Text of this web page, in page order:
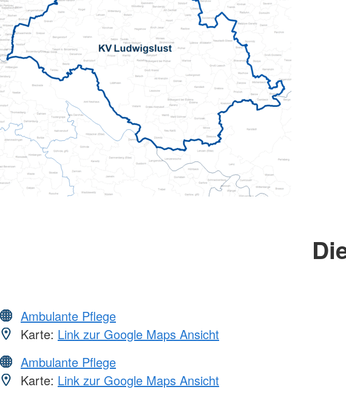
Ambulante Pflege
Karte: Link zur Google Maps Ansicht
Ambulante Pflege
Karte: Link zur Google Maps Ansicht